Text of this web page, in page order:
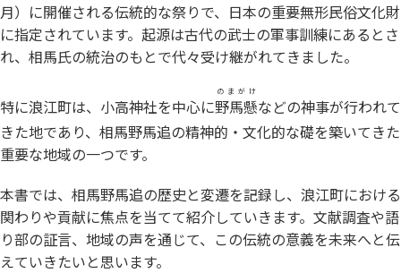
月）に開催される伝統的な祭りで、日本の重要無形民俗文化財
に指定されています。起源は古代の武士の軍事訓練にあるとさ
れ、相馬氏の統治のもとで代々受け継がれてきました。
特に浪江町は、小高神社を中心に野馬懸
のまがけ
などの神事が行われて
きた地であり、相馬野馬追の精神的・文化的な礎を築いてきた
重要な地域の一つです。
本書では、相馬野馬追の歴史と変遷を記録し、浪江町における
関わりや貢献に焦点を当てて紹介していきます。文献調査や語
り部の証言、地域の声を通じて、この伝統の意義を未来へと伝
えていきたいと思います。